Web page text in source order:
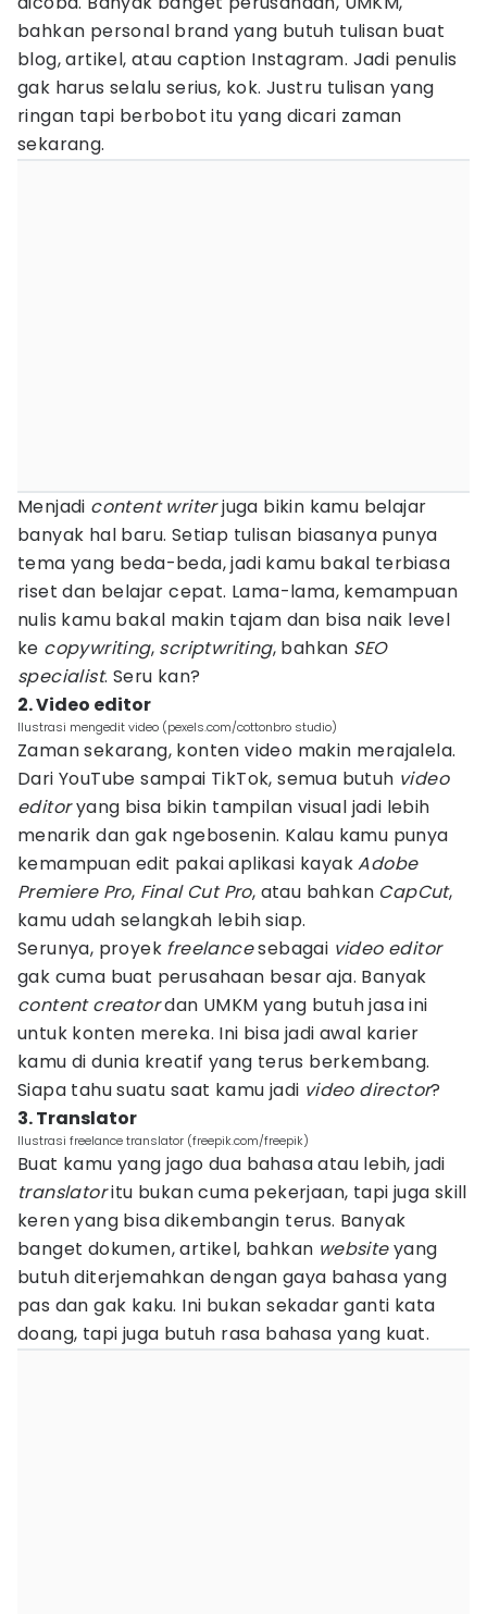
bahkan personal brand yang butuh tulisan buat
blog, artikel, atau caption Instagram. Jadi penulis
gak harus selalu serius, kok. Justru tulisan yang
ringan tapi berbobot itu yang dicari zaman
sekarang.
Menjadi content writerjuga bikin kamu belajar
banyak hal baru. Setiap tulisan biasanya punya
tema yang beda-beda, jadi kamu bakal terbiasa
riset dan belajar cepat. Lama-lama, kemampuan
nulis kamu bakal makin tajam dan bisa naik level
ke copywriting, scriptwriting, bahkan SEO
specialist. Seru kan?
2. Video editor
Ilustrasi mengedit video (pexels.com/cottonbro studio)
Zaman sekarang, konten video makin merajalela.
Dari YouTube sampai TikTok, semua butuh video
editoryang bisa bikin tampilan visual jadi lebih
menarik dan gak ngebosenin. Kalau kamu punya
kemampuan edit pakai aplikasi kayakAdobe
Premiere Pro, Final Cut Pro, atau bahkan CapCut,
kamu udah selangkah lebih siap.
Serunya, proyek freelancesebagai video editor
gak cuma buat perusahaan besar aja. Banyak
content creatordan UMKM yang butuh jasa ini
untuk konten mereka. Ini bisa jadi awal karier
kamu di dunia kreatif yang terus berkembang.
Siapa tahu suatu saat kamu jadi video director?
3. Translator
Ilustrasi freelance translator (freepik.com/freepik)
Buat kamu yang jago dua bahasa atau lebih, jadi
translatoritu bukan cuma pekerjaan, tapi juga skill
keren yang bisa dikembangin terus. Banyak
banget dokumen, artikel, bahkan websiteyang
butuh diterjemahkan dengan gaya bahasa yang
pas dan gak kaku. Ini bukan sekadar ganti kata
doang, tapi juga butuh rasa bahasa yang kuat.